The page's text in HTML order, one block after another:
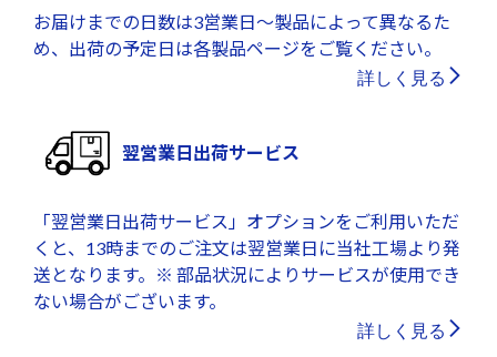
お届けまでの日数は3営業日～製品によって異なるた
め、出荷の予定日は各製品ページをご覧ください。
詳しく見る
翌営業日出荷サービス
「翌営業日出荷サービス」オプションをご利用いただ
くと、13時までのご注文は翌営業日に当社工場より発
送となります。※ 部品状況によりサービスが使用でき
ない場合がございます。
詳しく見る